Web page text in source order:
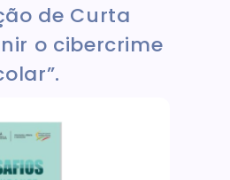
de Curta
o cibercrime